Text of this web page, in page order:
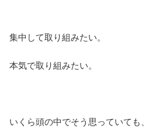
集中して取り組みたい。
本気で取り組みたい。
いくら頭の中でそう思っていても